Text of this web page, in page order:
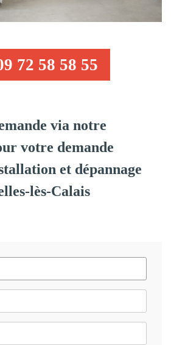
72 58 58 55
via notre
votre demande
et dépannage
lès-Calais